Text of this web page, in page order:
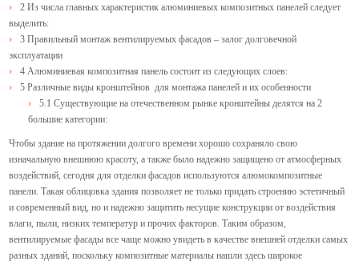
2 Из числа главных характеристик алюминиевых композитных панелей следует
выделить:
3 Правильный монтаж вентилируемых фасадов – залог долговечной
эксплуатации
4 Алюминиевая композитная панель состоит из следующих слоев:
5 Различные виды кронштейнов для монтажа панелей и их особенности
5.1 Существующие на отечественном рынке кронштейны делятся на 2
большие категории:
Чтобы здание на протяжении долгого времени хорошо сохраняло свою
изначальную внешнюю красоту, а также было надежно защищено от атмосферных
воздействий, сегодня для отделки фасадов используются алюмокомпозитные
панели. Такая облицовка здания позволяет не только придать строению эстетичный
и современный вид, но и надежно защитить несущие конструкции от воздействия
влаги, пыли, низких температур и прочих факторов. Таким образом,
вентилируемые фасады все чаще можно увидеть в качестве внешней отделки самых
разных зданий, поскольку композитные материалы нашли здесь широкое